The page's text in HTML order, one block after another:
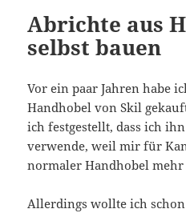
Abrichte aus
selbst bauen
Vor ein paar Jahren habe
Handhobel von Skil
ich festgestellt, dass ich
verwende, weil mir für
normaler Handhobel mehr
Allerdings wollte ich